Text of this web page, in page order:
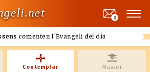
comenten l'Evangeli del dia
0
Contemplar Master